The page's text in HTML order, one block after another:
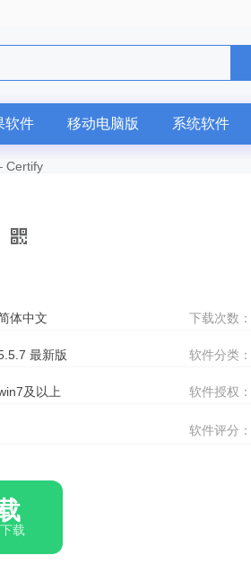
软件 移动电脑版 系统软件
Certify
体中文 下载次数：
最新版 软件分类：
及以上 软件授权：
软件评分：
载